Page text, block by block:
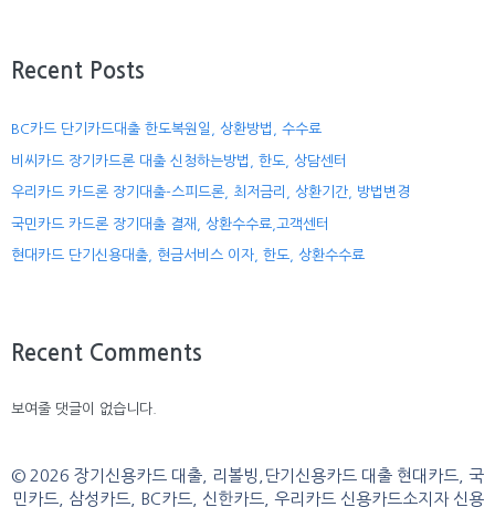
Recent Posts
BC카드 단기카드대출 한도복원일, 상환방법, 수수료
비씨카드 장기카드론 대출 신청하는방법, 한도, 상담센터
우리카드 카드론 장기대출-스피드론, 최저금리, 상환기간, 방법변경
국민카드 카드론 장기대출 결재, 상환수수료,고객센터
현대카드 단기신용대출, 현금서비스 이자, 한도, 상환수수료
Recent Comments
보여줄 댓글이 없습니다.
© 2026 장기신용카드 대출, 리볼빙,단기신용카드 대출 현대카드, 국
민카드, 삼성카드, BC카드, 신한카드, 우리카드 신용카드소지자 신용